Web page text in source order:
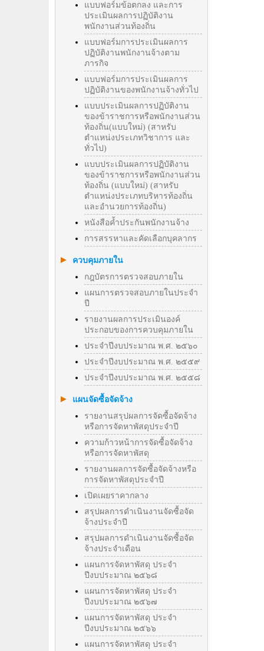
แบบฟอร์มข้อตกลง และการ
ประเมินผลการปฏิบัติงาน
พนักงานส่วนท้องถิ่น
แบบฟอร์มการประเมินผลการ
ปฏิบัติงานพนักงานจ้างตาม
ภารกิจ
แบบฟอร์มการประเมินผลการ
ปฏิบัติงานของพนักงานจ้างทั่วไป
แบบประเมินผลการปฏิบัติงาน
ของข้าราชการหรือพนักงานส่วน
ท้องถิ่น(แบบใหม่) (สาหรับ
ตำแหน่งประเภทวิชาการ และ
ทั่วไป)
แบบประเมินผลการปฏิบัติงาน
ของข้าราชการหรือพนักงานส่วน
ท้องถิ่น (แบบใหม่) (สาหรับ
ตำแหน่งประเภทบริหารท้องถิ่น
และอำนวยการท้องถิ่น)
หนังสือค้ำประกันพนักงานจ้าง
การสรรหาและคัดเลือกบุคลากร
ควบคุมภายใน
กฎบัตรการตรวจสอบภายใน
แผนการตรวจสอบภายในประจำ
ปี
รายงานผลการประเมินองค์
ประกอบของการควบคุมภายใน
ประจำปีงบประมาณ พ.ศ. ๒๕๖๐
ประจำปีงบประมาณ พ.ศ. ๒๕๕๙
ประจำปีงบประมาณ พ.ศ. ๒๕๕๘
แผนจัดซื้อจัดจ้าง
รายงานสรุปผลการจัดซื้อจัดจ้าง
หรือการจัดหาพัสดุประจำปี
ความก้าวหน้าการจัดซื้อจัดจ้าง
หรือการจัดหาพัสดุ
รายงานผลการจัดซื้อจัดจ้างหรือ
การจัดหาพัสดุประจําปี
เปิดเผยราคากลาง
สรุปผลการดำเนินงานจัดซื้อจัด
จ้างประจำปี
สรุปผลการดำเนินงานจัดซื้อจัด
จ้างประจำเดือน
แผนการจัดหาพัสดุ ประจำ
ปีงบประมาณ ๒๕๖๘
แผนการจัดหาพัสดุ ประจำ
ปีงบประมาณ ๒๕๖๗
แผนการจัดหาพัสดุ ประจำ
ปีงบประมาณ ๒๕๖๖
แผนการจัดหาพัสดุ ประจำ